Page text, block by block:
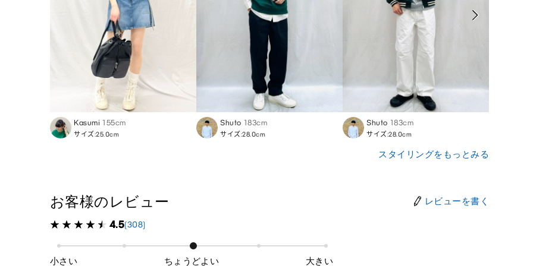
Kasumi 155cm
サイズ:25.0cm
Shuto 183cm
サイズ:28.0cm
Shuto 183cm
サイズ:28.0cm
スタイリングをもっとみる
お客様のレビュー レビューを書く
4.5(308)
小さい ちょうどよい 大きい